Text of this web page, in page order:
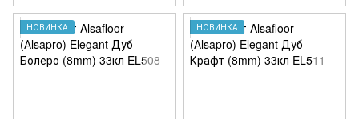
НОВИНКА НОВИНКА